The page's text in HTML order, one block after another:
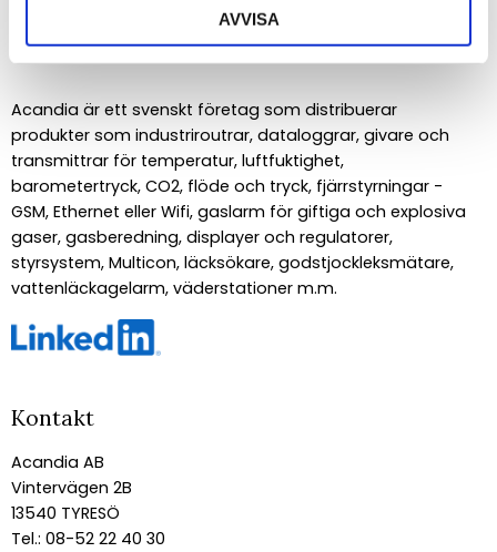
AVVISA
Om Acandia
Acandia är ett svenskt företag som distribuerar
produkter som industriroutrar, dataloggrar, givare och
transmittrar för temperatur, luftfuktighet,
barometertryck, CO2, flöde och tryck, fjärrstyrningar -
GSM, Ethernet eller Wifi, gaslarm för giftiga och explosiva
gaser, gasberedning, displayer och regulatorer,
styrsystem, Multicon, läcksökare, godstjockleksmätare,
vattenläckagelarm, väderstationer m.m.
Kontakt
Acandia AB
Vintervägen 2B
13540 TYRESÖ
Tel.: 08-52 22 40 30